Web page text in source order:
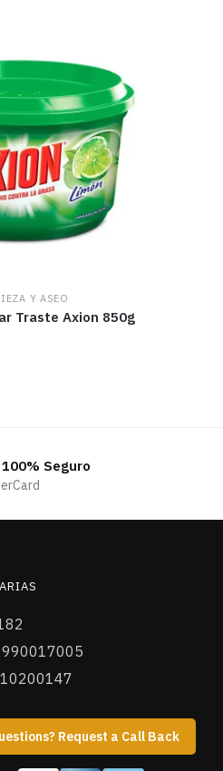
Request a Call Back
Y ASEO
Traste Axion 850g
Seguro